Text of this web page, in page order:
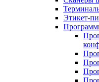
Этикет-